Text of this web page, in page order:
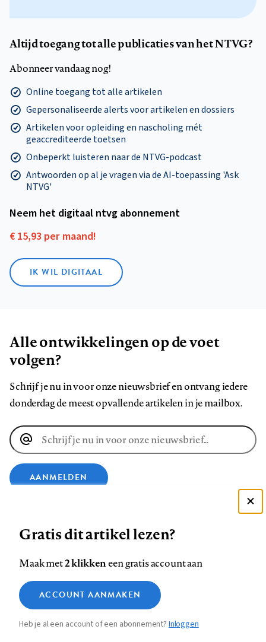
Altijd toegang tot alle publicaties van het NTVG?
Abonneer vandaag nog!
Online toegang tot alle artikelen
Gepersonaliseerde alerts voor artikelen en dossiers
Artikelen voor opleiding en nascholing mét
geaccrediteerde toetsen
Onbeperkt luisteren naar de NTVG-podcast
Antwoorden op al je vragen via de AI-toepassing 'Ask
NTVG'
Neem het digitaal ntvg abonnement
€ 15,93 per maand!
IK WIL DIGITAAL
Alle ontwikkelingen op de voet
volgen?
Schrijf je nu in voor onze nieuwsbrief en ontvang iedere
donderdag de meest opvallende artikelen in je mailbox.
E-
mailadres
AANMELDEN
op
Facebook
op
LinkedIn
op
Bluesky
ons
op
InstagramYouTube
Footer
Contact Colofon Disclaimer Privacy
Medische vragen verdienen
betrouwbare antwoorden
Zie onze cookie policy
Analytische cookies
Marketing cookies
Gratis dit artikel lezen?
Maak met2 klikkeneen gratis account aan
ACCOUNT AANMAKEN
Heb je al een account of een abonnement?Inloggen